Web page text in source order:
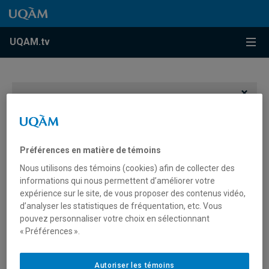
Accéder au contenu
Accéder au menu principal
Accéder à la recherche
Accéder au contenu
Accéder au menu principal
UQAM.tv
afficher les vidéos provenant de Youtube.
Catherine Loubier
Préférences en matière de témoins
Nous utilisons des témoins (cookies) afin de collecter des
informations qui nous permettent d’améliorer votre
expérience sur le site, de vous proposer des contenus vidéo,
d’analyser les statistiques de fréquentation, etc. Vous
pouvez personnaliser votre choix en sélectionnant
« Préférences ».
Autoriser les témoins